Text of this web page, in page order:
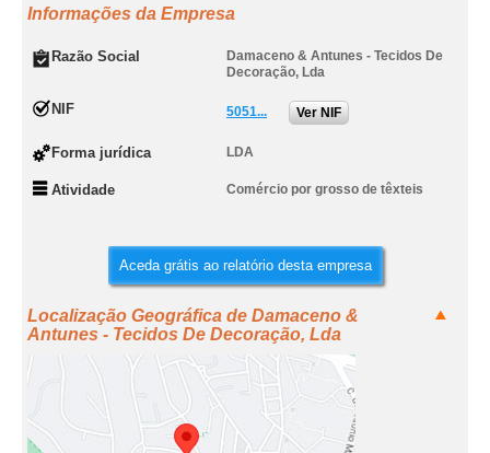
Informações da Empresa
Razão Social
Damaceno & Antunes - Tecidos De
Decoração, Lda
NIF 5051... Ver NIF
Forma jurídica LDA
Atividade Comércio por grosso de têxteis
Aceda grátis ao relatório desta empresa
Localização Geográfica de Damaceno &
Antunes - Tecidos De Decoração, Lda